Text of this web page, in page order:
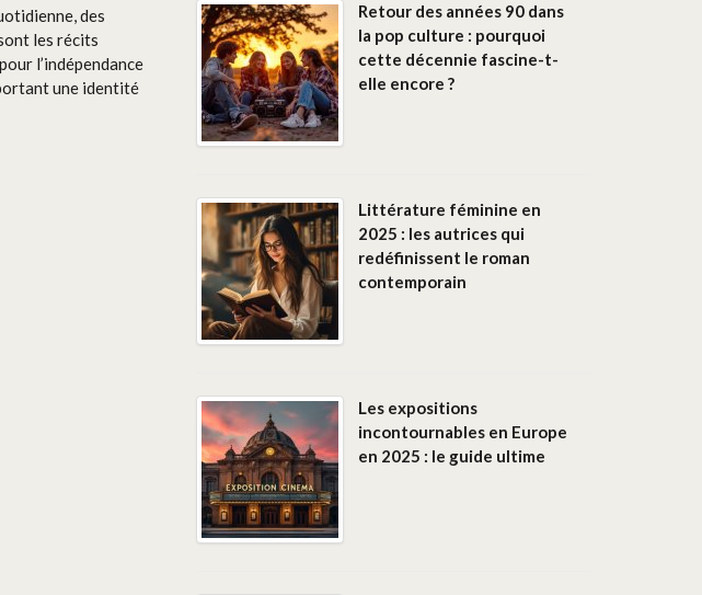
des
les récits
l’indépendance
une identité
Retour des années 90 dans
la pop culture : pourquoi
cette décennie fascine-t-
elle encore ?
Littérature féminine en
2025 : les autrices qui
redéfinissent le roman
contemporain
Les expositions
incontournables en Europe
en 2025 : le guide ultime